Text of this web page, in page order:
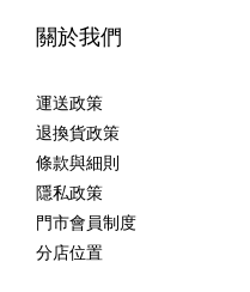
關於我們
運送政策
退換貨政策
條款與細則
隱私政策
門市會員制度
分店位置